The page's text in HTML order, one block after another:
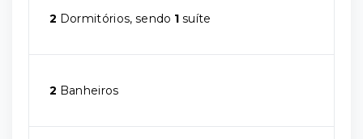
2 Dormitórios, sendo 1 suíte
2 Banheiros